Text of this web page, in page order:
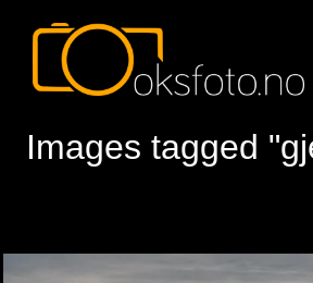
Images tagged